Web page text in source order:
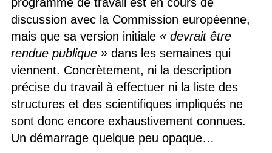
discussion avec la Commission européenne,
mais que sa version initiale « devrait être
rendue publique »dans les semaines qui
viennent. Concrètement, ni la description
précise du travail à effectuer ni la liste des
structures et des scientifiques impliqués ne
sont donc encore exhaustivement connues.
Un démarrage quelque peu opaque…